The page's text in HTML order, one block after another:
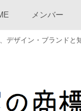
デザイン・ブランドと
メンバー